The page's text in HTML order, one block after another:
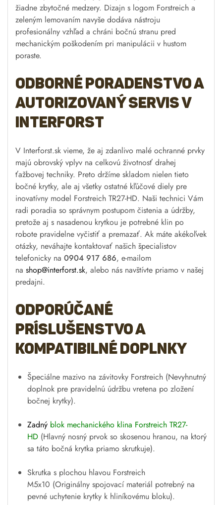
žiadne zbytočné medzery. Dizajn s logom Forstreich a
zeleným lemovaním navyše dodáva nástroju
profesionálny vzhľad a chráni bočnú stranu pred
mechanickým poškodením pri manipulácii v hustom
poraste.
Odborné poradenstvo a
autorizovaný servis v
Interforst
V Interforst.sk vieme, že aj zdanlivo malé ochranné prvky
majú obrovský vplyv na celkovú životnosť drahej
ťažbovej techniky. Preto držíme skladom nielen tieto
bočné krytky, ale aj všetky ostatné kľúčové diely pre
inovatívny model Forstreich TR27-HD. Naši technici Vám
radi poradia so správnym postupom čistenia a údržby,
pretože aj s nasadenou krytkou je potrebné klin po
robote pravidelne vyčistiť a premazať. Ak máte akékoľvek
otázky, neváhajte kontaktovať našich špecialistov
telefonicky na 0904 917 686, e-mailom
na shop@interforst.sk, alebo nás navštívte priamo v našej
predajni.
Odporúčané
príslušenstvo a
kompatibilné doplnky
Špeciálne mazivo na závitovky Forstreich (Nevyhnutný
doplnok pre pravidelnú údržbu vretena po zložení
bočnej krytky).
Zadný blok mechanického klina Forstreich TR27-
HD (Hlavný nosný prvok so skosenou hranou, na ktorý
sa táto bočná krytka priamo skrutkuje).
Skrutka s plochou hlavou Forstreich
M5x10 (Originálny spojovací materiál potrebný na
pevné uchytenie krytky k hliníkovému bloku).